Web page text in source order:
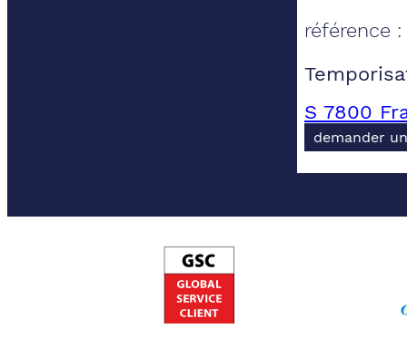
référence :
S 7800
demander